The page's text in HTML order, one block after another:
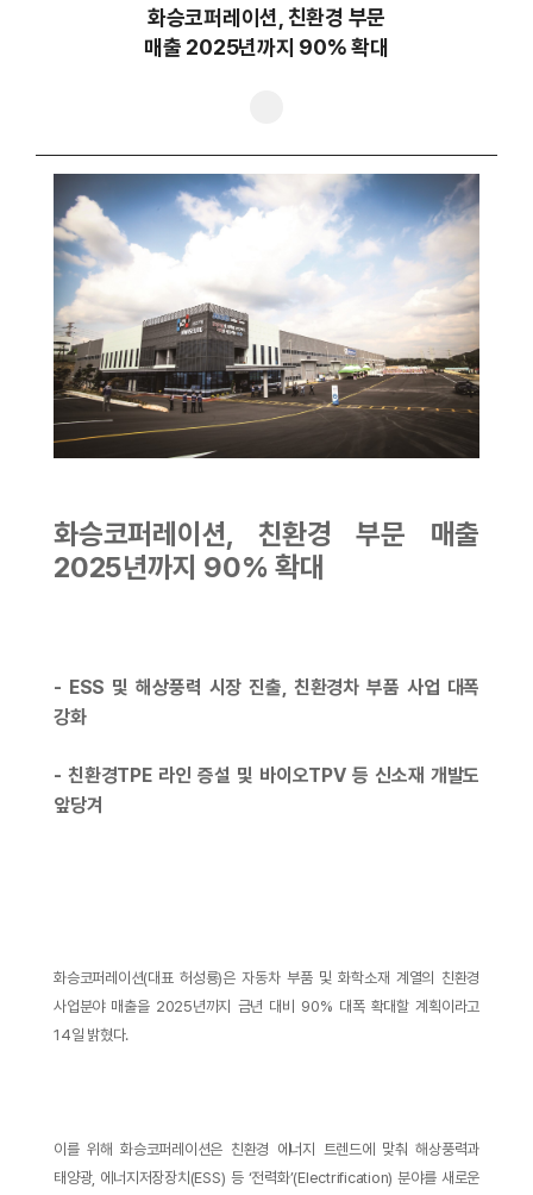
화승코퍼레이션, 친환경 부문
매출 2025년까지 90% 확대
화승코퍼레이션, 친환경 부문 매출
2025년까지 90% 확대
- ESS 및 해상풍력 시장 진출, 친환경차 부품 사업 대폭
강화
- 친환경TPE 라인 증설 및 바이오TPV 등 신소재 개발도
앞당겨
화승코퍼레이션(대표 허성룡)은 자동차 부품 및 화학소재 계열의 친환경
사업분야 매출을 2025년까지 금년 대비 90% 대폭 확대할 계획이라고
14일 밝혔다.
이를 위해 화승코퍼레이션은 친환경 에너지 트렌드에 맞춰 해상풍력과
태양광, 에너지저장장치(ESS) 등 ‘전력화’(Electrification) 분야를 새로운